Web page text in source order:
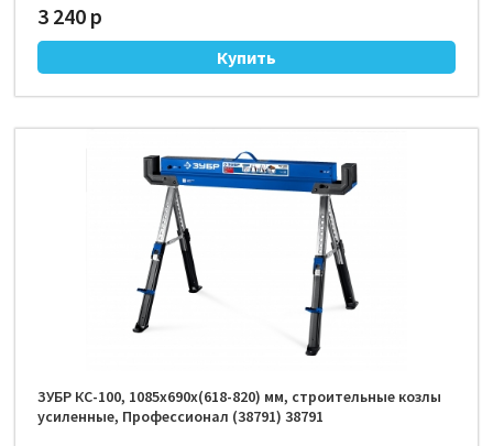
3 240 р
ЗУБР КС-100, 1085х690х(618-820) мм, строительные козлы
усиленные, Профессионал (38791) 38791